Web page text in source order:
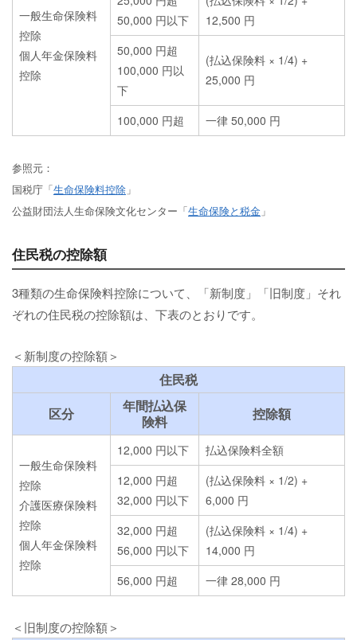
一般生命保険料
控除
個人年金保険料
控除
50,000 円以下
12,500 円
50,000 円超
100,000 円以
下
(払込保険料 × 1/4) +
25,000 円
100,000 円超 一律 50,000 円
参照元：
国税庁「生命保険料控除 」
公益財団法人生命保険文化センター「生命保険と税金 」
住民税の控除額
3種類の生命保険料控除について、「新制度」「旧制度」それ
ぞれの住民税の控除額は、下表のとおりです。
＜新制度の控除額＞
住民税
区分
年間払込保
険料
控除額
一般生命保険料
控除
介護医療保険料
控除
個人年金保険料
控除
12,000 円以下
払込保険料全額
12,000 円超
32,000 円以下
(払込保険料 × 1/2) +
6,000 円
32,000 円超
56,000 円以下
(払込保険料 × 1/4) +
14,000 円
56,000 円超
一律 28,000 円
＜旧制度の控除額＞